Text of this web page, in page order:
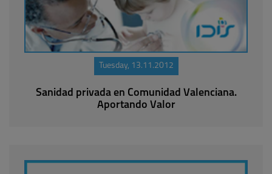
Tuesday, 13.11.2012
Sanidad privada en Comunidad Valenciana.
Aportando Valor